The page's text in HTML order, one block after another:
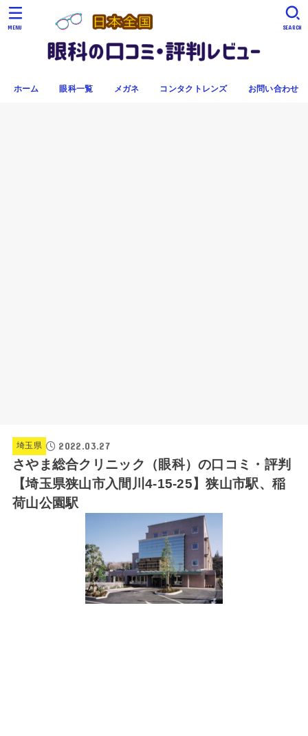
ホーム 眼科一覧 メガネ コンタクトレンズ お問い合わせ
SEARCH
MENU
埼玉県 2022.03.27
さやま総合クリニック（眼科）の口コミ・評判
【埼玉県狭山市入間川4-15-25】狭山市駅、稲
荷山公園駅